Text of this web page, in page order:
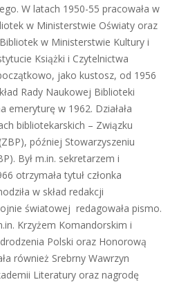
W latach 1950-55 pracowała w
w Ministerstwie Oświaty oraz
w Ministerstwie Kultury i
Książki i Czytelnictwa
jako kustosz, od 1956
Rady Naukowej Biblioteki
emeryturę w 1962. Działała
bibliotekarskich – Związku
później Stowarzyszeniu
Był m.in. sekretarzem i
otrzymała tytuł członka
w skład redakcji
światowej redagowała pismo.
Krzyżem Komandorskim i
Polski oraz Honorową
również Srebrny Wawrzyn
Literatury oraz nagrodę